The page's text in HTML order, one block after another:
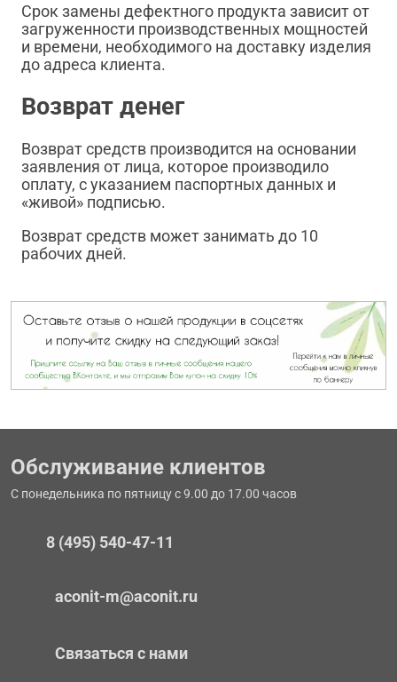
Срок замены дефектного продукта зависит от
загруженности производственных мощностей
и времени, необходимого на доставку изделия
до адреса клиента.
Возврат денег
Возврат средств производится на основании
заявления от лица, которое производило
оплату, с указанием паспортных данных и
«живой» подписью.
Возврат средств может занимать до 10
рабочих дней.
Обслуживание клиентов
С понедельника по пятницу с 9.00 до 17.00 часов
8 (495) 540-47-11
aconit-m@aconit.ru
Связаться с нами